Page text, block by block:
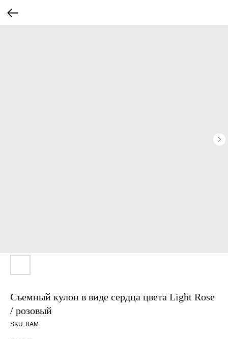
Съемный кулон в виде сердца цвета Light Rose
/ розовый
SKU: 8AM